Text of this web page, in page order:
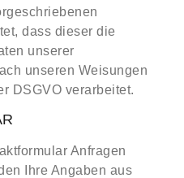
dass dieser die
unserer
unseren Weisungen
DSGVO verarbeitet.
Anfragen
Ihre Angaben aus